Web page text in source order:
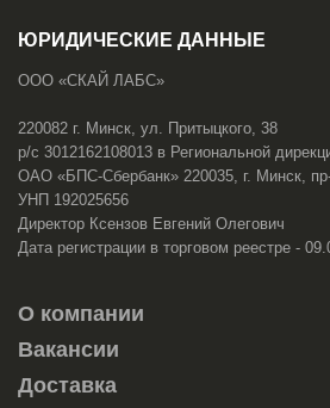
ЮРИДИЧЕСКИЕ ДАННЫЕ
ООО «СКАЙ ЛАБС»
220082 г. Минск, ул. Притыцкого, 38
р/с 3012162108013 в Региональной
ОАО «БПС-Сбербанк» 220035, г. Минск,
УНП 192025656
Директор Ксензов Евгений Олегович
Дата регистрации в торговом реестре -
О компании
Вакансии
Доставка